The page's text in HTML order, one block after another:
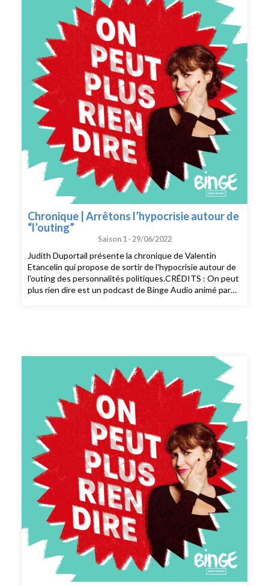
Bonnie Banane (voix). Identité graphique : Sébastien
Brothier (Upian). Direction des programmes : Joël Ronez.
Direction de la rédaction : David Carzon. Direction
générale : Gabrielle Boeri-Charles.
Chronique | Arrêtons l’hypocrisie autour de
“l’outing”
Saison 1 - 29/06/2022
Judith Duportail présente la chronique de Valentin
Etancelin qui propose de sortir de l'hypocrisie autour de
l'outing des personnalités politiques.CRÉDITS : On peut
plus rien dire est un podcast de Binge Audio animé par
rédaction : David Carzon. Direction générale : Gabrielle